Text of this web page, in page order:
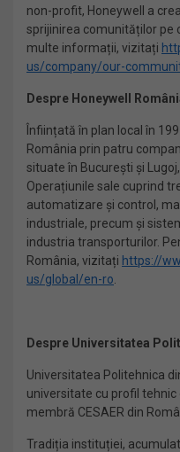
non-profit, Honeywell a
sprijinirea comunităților pe
multe informații, vizitați
us/company/our-
Despre Honeywell
Înființată în plan local în
România prin patru
situate în București și
Operațiunile sale cuprind
automatizare și control,
industriale, precum și
industria transporturilor.
România, vizitați https://
us/global/en-ro
Despre Universitatea
Universitatea Politehnica
universitate cu profil
membră CESAER din
Tradiția instituției,